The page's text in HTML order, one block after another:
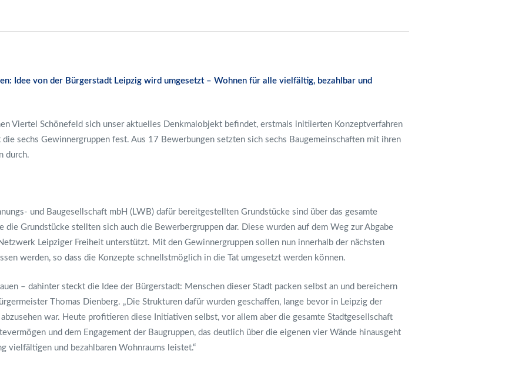
Idee von der Bürgerstadt Leipzig wird umgesetzt – Wohnen für alle vielfältig, bezahlbar und
Viertel Schönefeld sich unser aktuelles Denkmalobjekt befindet, erstmals initiierten Konzeptverfahren
sechs Gewinnergruppen fest. Aus 17 Bewerbungen setzten sich sechs Baugemeinschaften mit ihren
durch.
und Baugesellschaft mbH (LWB) dafür bereitgestellten Grundstücke sind über das gesamte
Grundstücke stellten sich auch die Bewerbergruppen dar. Diese wurden auf dem Weg zur Abgabe
Leipziger Freiheit unterstützt. Mit den Gewinnergruppen sollen nun innerhalb der nächsten
werden, so dass die Konzepte schnellstmöglich in die Tat umgesetzt werden können.
– dahinter steckt die Idee der Bürgerstadt: Menschen dieser Stadt packen selbst an und bereichern
Thomas Dienberg. „Die Strukturen dafür wurden geschaffen, lange bevor in Leipzig der
war. Heute profitieren diese Initiativen selbst, vor allem aber die gesamte Stadtgesellschaft
und dem Engagement der Baugruppen, das deutlich über die eigenen vier Wände hinausgeht
vielfältigen und bezahlbaren Wohnraums leistet.“